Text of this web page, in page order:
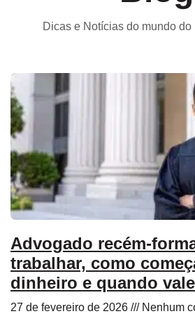
Dicas e Notícias do mundo do
Advogado recém-
trabalhar, como
dinheiro e quando
27 de fevereiro de 2026 Nenhum